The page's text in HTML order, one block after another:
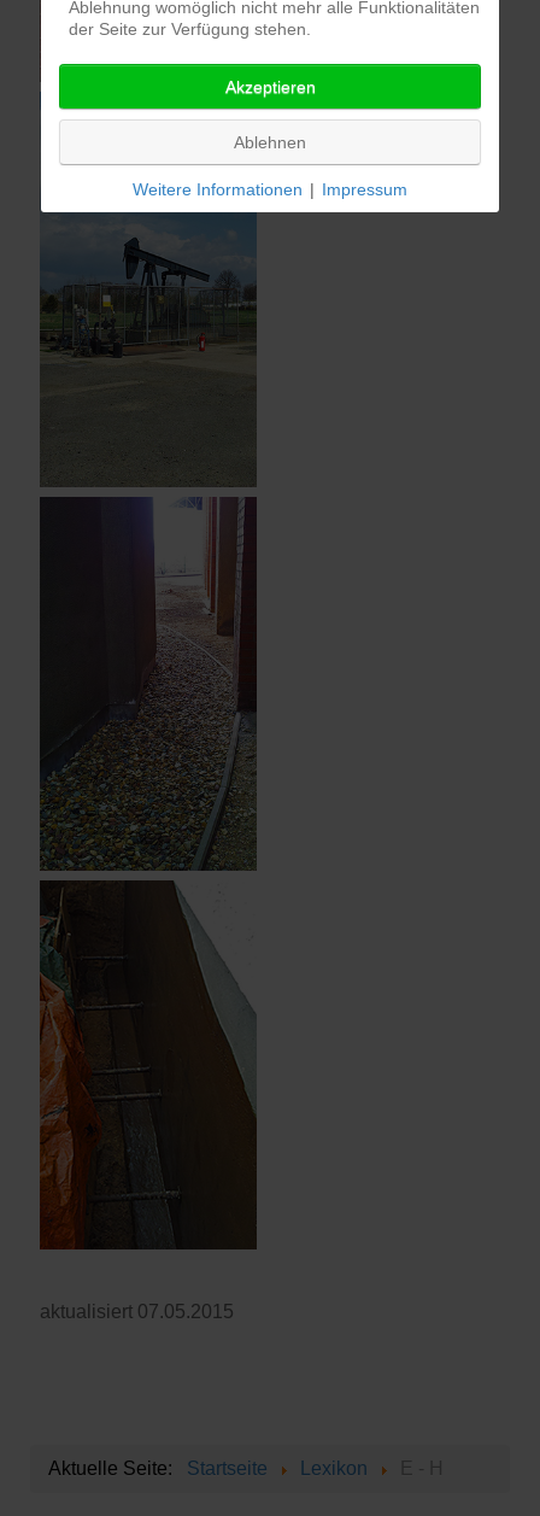
aktualisiert 07.05.2015
Aktuelle Seite: Startseite Lexikon E - H
Ablehnung womöglich nicht mehr alle Funktionalitäten
der Seite zur Verfügung stehen.
Akzeptieren
Ablehnen
Weitere Informationen | Impressum